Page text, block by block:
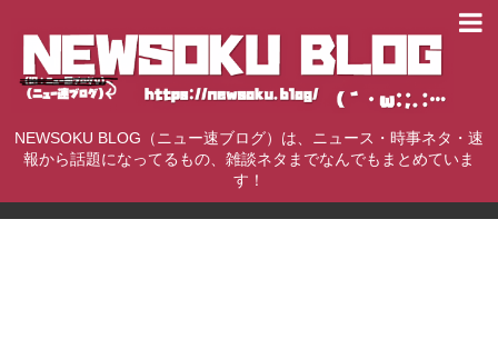
NEWSOKU BLOG（ニュー速ブログ）は、ニュース・時事ネタ・速
報から話題になってるもの、雑談ネタまでなんでもまとめていま
す！